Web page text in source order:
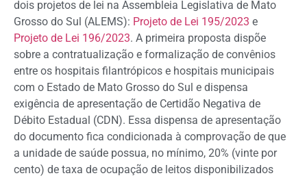
dois projetos de lei na Assembleia Legislativa de Mato
Grosso do Sul (ALEMS): Projeto de Lei 195/2023 e
Projeto de Lei 196/2023. A primeira proposta dispõe
sobre a contratualização e formalização de convênios
entre os hospitais filantrópicos e hospitais municipais
com o Estado de Mato Grosso do Sul e dispensa
exigência de apresentação de Certidão Negativa de
Débito Estadual (CDN). Essa dispensa de apresentação
do documento fica condicionada à comprovação de que
a unidade de saúde possua, no mínimo, 20% (vinte por
cento) de taxa de ocupação de leitos disponibilizados